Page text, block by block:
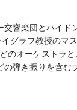
響楽団とハイド
グラフ教授のマ
のオーケストラ
弾き振りを含む